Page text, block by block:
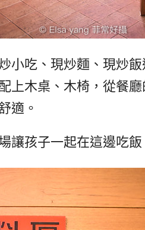
小吃、現炒麵、現炒
上木桌、木椅，從餐
適。
讓孩子一起在這邊吃飯